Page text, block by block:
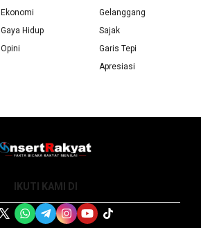
Ekonomi
Gaya Hidup
Opini
Gelanggang
Sajak
Garis Tepi
Apresiasi
IKUTI KAMI DI